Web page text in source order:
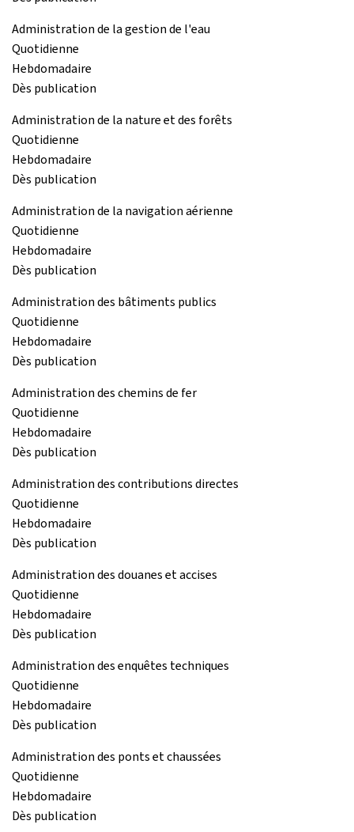
Administration de la gestion de l'eau
Quotidienne
Hebdomadaire
Dès publication
Administration de la nature et des forêts
Quotidienne
Hebdomadaire
Dès publication
Administration de la navigation aérienne
Quotidienne
Hebdomadaire
Dès publication
Administration des bâtiments publics
Quotidienne
Hebdomadaire
Dès publication
Administration des chemins de fer
Quotidienne
Hebdomadaire
Dès publication
Administration des contributions directes
Quotidienne
Hebdomadaire
Dès publication
Administration des douanes et accises
Quotidienne
Hebdomadaire
Dès publication
Administration des enquêtes techniques
Quotidienne
Hebdomadaire
Dès publication
Administration des ponts et chaussées
Quotidienne
Hebdomadaire
Dès publication